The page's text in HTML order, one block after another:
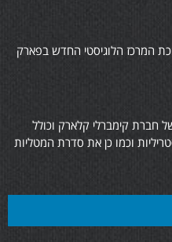
המרכז הלוגיסטי החדש בפארק
חברת קימברלי קלארק וכולל
וכמו כן את סדרת המטליות